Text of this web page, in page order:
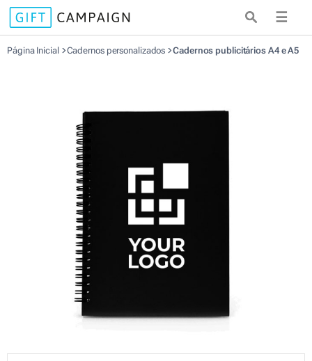
☰
Página Inicial Cadernos personalizados Cadernos publicitários A4 e A5